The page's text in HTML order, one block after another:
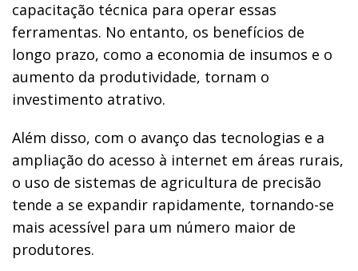
capacitação técnica para operar essas
ferramentas. No entanto, os benefícios de
longo prazo, como a economia de insumos e o
aumento da produtividade, tornam o
investimento atrativo.
Além disso, com o avanço das tecnologias e a
ampliação do acesso à internet em áreas rurais,
o uso de sistemas de agricultura de precisão
tende a se expandir rapidamente, tornando-se
mais acessível para um número maior de
produtores.